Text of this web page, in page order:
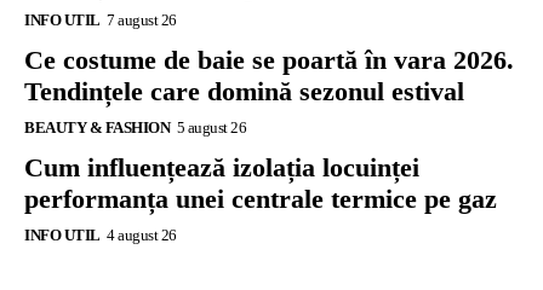
INFO UTIL 7 august 26
Ce costume de baie se poartă în vara 2026.
Tendințele care domină sezonul estival
BEAUTY & FASHION 5 august 26
Cum influențează izolația locuinței
performanța unei centrale termice pe gaz
INFO UTIL 4 august 26